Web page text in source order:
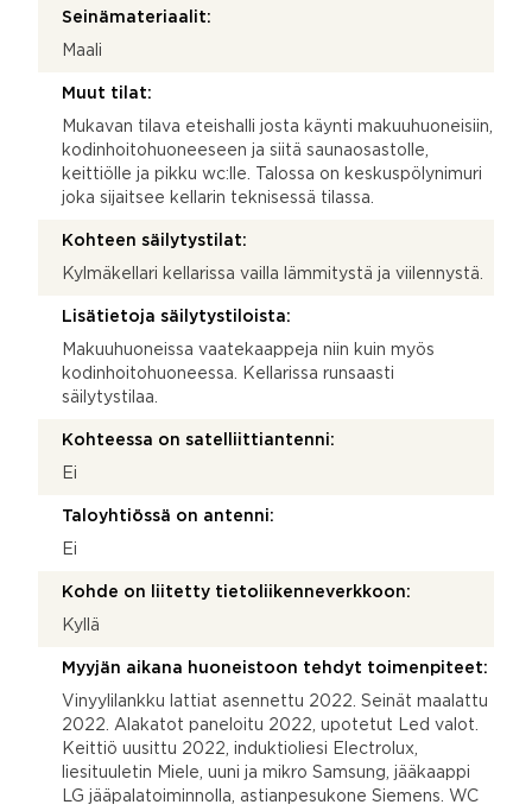
Seinämateriaalit:
Maali
Muut tilat:
Mukavan tilava eteishalli josta käynti makuuhuoneisiin,
kodinhoitohuoneeseen ja siitä saunaosastolle,
keittiölle ja pikku wc:lle. Talossa on keskuspölynimuri
joka sijaitsee kellarin teknisessä tilassa.
Kohteen säilytystilat:
Kylmäkellari kellarissa vailla lämmitystä ja viilennystä.
Lisätietoja säilytystiloista:
Makuuhuoneissa vaatekaappeja niin kuin myös
kodinhoitohuoneessa. Kellarissa runsaasti
säilytystilaa.
Kohteessa on satelliittiantenni:
Ei
Taloyhtiössä on antenni:
Ei
Kohde on liitetty tietoliikenneverkkoon:
Kyllä
Myyjän aikana huoneistoon tehdyt toimenpiteet:
Vinyylilankku lattiat asennettu 2022. Seinät maalattu
2022. Alakatot paneloitu 2022, upotetut Led valot.
Keittiö uusittu 2022, induktioliesi Electrolux,
liesituuletin Miele, uuni ja mikro Samsung, jääkaappi
LG jääpalatoiminnolla, astianpesukone Siemens. WC